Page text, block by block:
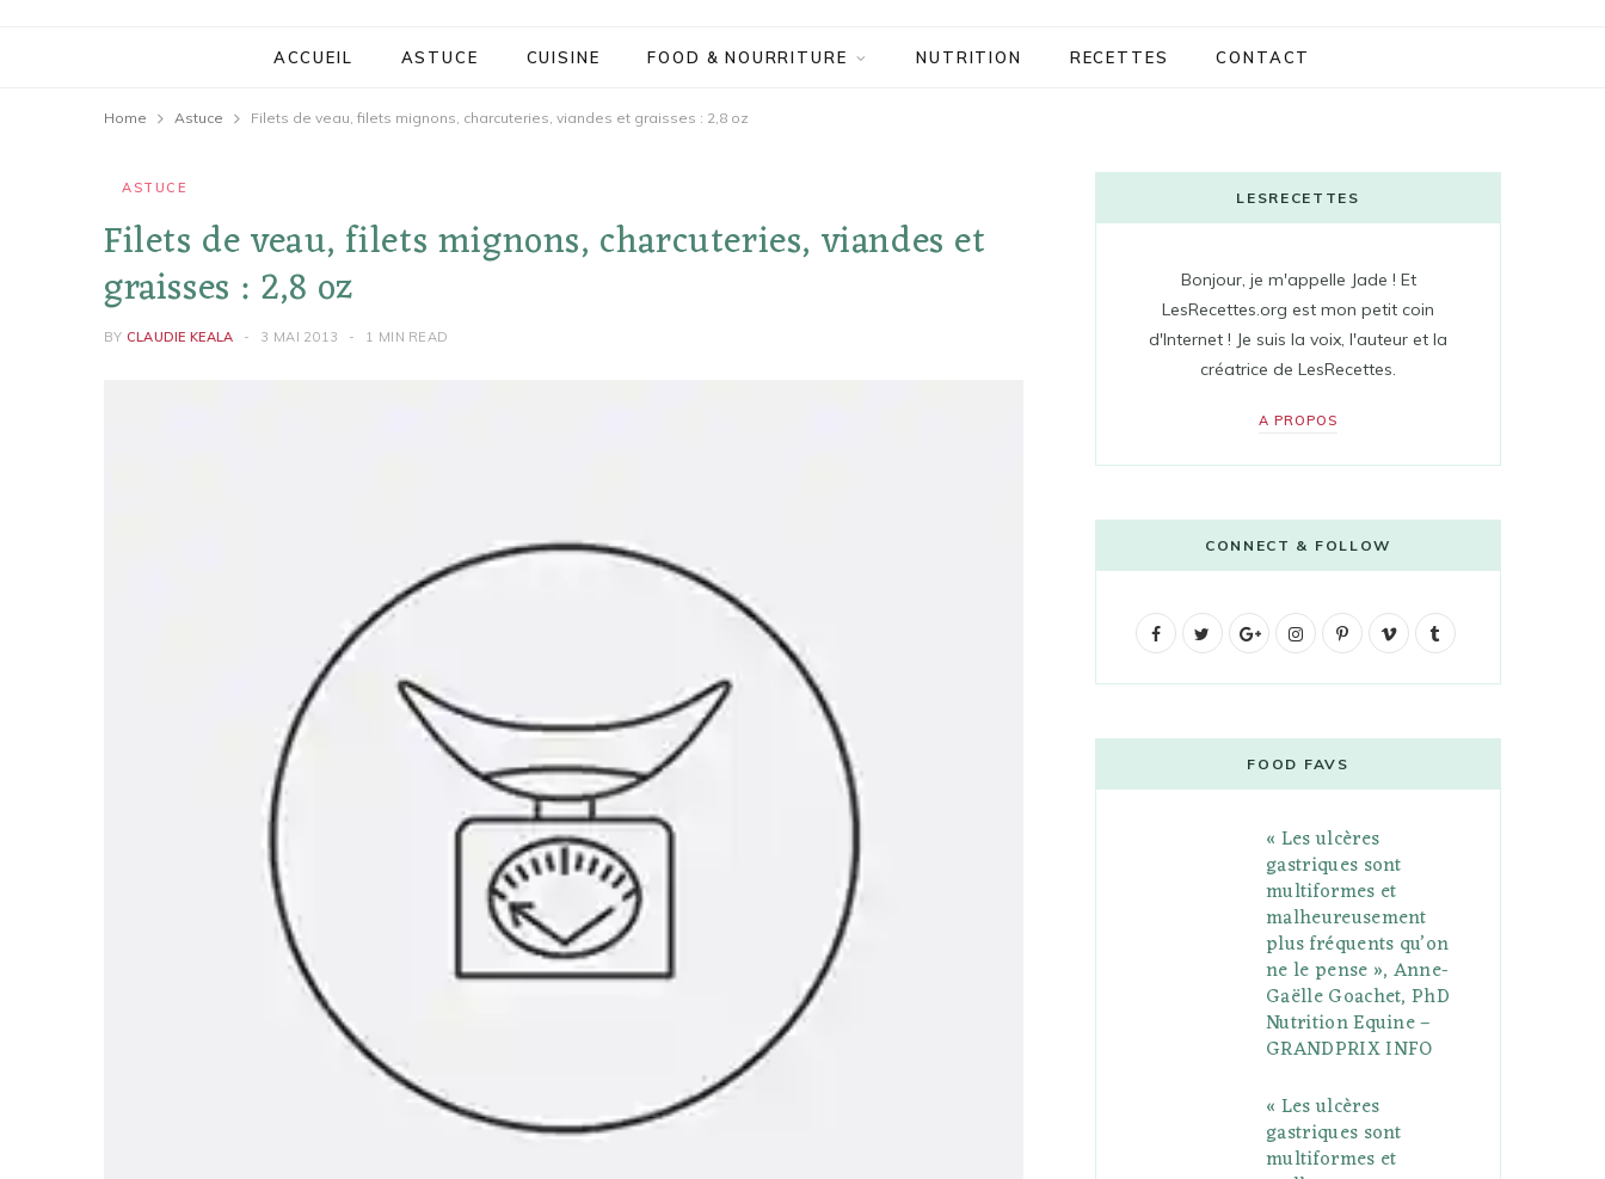
ACCUEIL ASTUCE CUISINE FOOD & NOURRITURE NUTRITION RECETTES CONTACT
Home Astuce Filets de veau, filets mignons, charcuteries, viandes et graisses : 2,8 oz
ASTUCE
Filets de veau, filets mignons, charcuteries, viandes et
graisses : 2,8 oz
BY CLAUDIE KEALA 3 MAI 2013 1 MIN READ
LESRECETTES
Bonjour, je m'appelle Jade ! Et
LesRecettes.org est mon petit coin
d'Internet ! Je suis la voix, l'auteur et la
créatrice de LesRecettes.
A PROPOS
CONNECT & FOLLOW
F
b
t
G
g
l
e
P
u
s
I
t
a
g
r
a
P
e
r
e
s
V
o
l
FOOD FAVS
« Les ulcères
gastriques sont
multiformes et
malheureusement
plus fréquents qu’on
ne le pense », Anne-
Gaëlle Goachet, PhD
Nutrition Equine –
GRANDPRIX INFO
« Les ulcères
gastriques sont
multiformes et